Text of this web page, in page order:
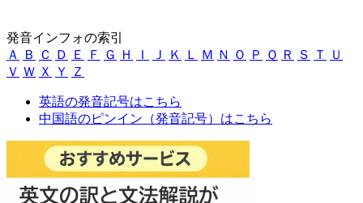
発音インフォの索引
Ａ
Ｂ Ｃ Ｄ Ｅ Ｆ Ｇ Ｈ Ｉ Ｊ Ｋ Ｌ Ｍ Ｎ Ｏ Ｐ Ｑ Ｒ Ｓ Ｔ
Ｕ
Ｖ Ｗ Ｘ Ｙ Ｚ
英語の発音記号はこちら
中国語のピンイン（発音記号）はこちら